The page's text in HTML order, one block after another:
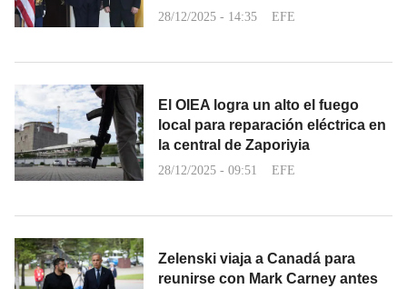
28/12/2025 - 14:35 EFE
El OIEA logra un alto el fuego
local para reparación eléctrica en
la central de Zaporiyia
28/12/2025 - 09:51 EFE
Zelenski viaja a Canadá para
reunirse con Mark Carney antes